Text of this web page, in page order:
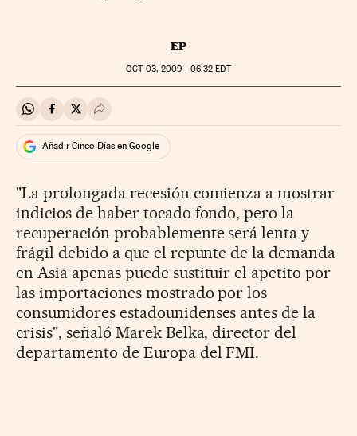
EP
OCT03, 2009 - 06:32 EDT
Compartir en Whatsapp
Compartir en Facebook
Compartir en Twitter
Desplegar Redes Sociales
Añadir Cinco Días en Google
"La prolongada recesión comienza a mostrar
indicios de haber tocado fondo, pero la
recuperación probablemente será lenta y
frágil debido a que el repunte de la demanda
en Asia apenas puede sustituir el apetito por
las importaciones mostrado por los
consumidores estadounidenses antes de la
crisis", señaló Marek Belka, director del
departamento de Europa del FMI.